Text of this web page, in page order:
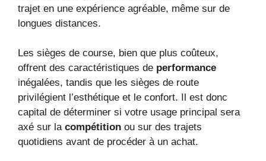
trajet en une expérience agréable, même sur de
longues distances.
Les sièges de course, bien que plus coûteux,
offrent des caractéristiques de performance
inégalées, tandis que les sièges de route
privilégient l’esthétique et le confort. Il est donc
capital de déterminer si votre usage principal sera
axé sur la compétition ou sur des trajets
quotidiens avant de procéder à un achat.